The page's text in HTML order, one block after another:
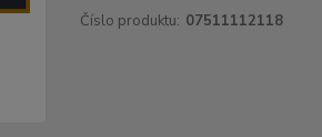
Číslo produktu: 07511112118